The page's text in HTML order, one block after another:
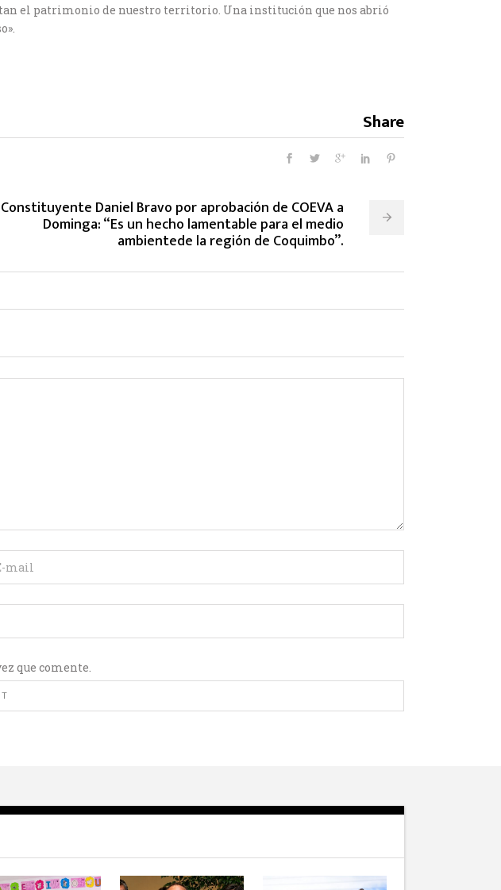
el patrimonio de nuestro territorio. Una institución que nos abrió
Share
Constituyente Daniel Bravo por aprobación de COEVA a
Dominga: “Es un hecho lamentable para el medio
ambientede la región de Coquimbo”.
que comente.